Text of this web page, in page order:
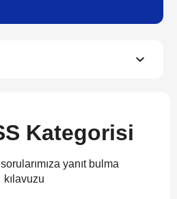
Kategorisi
yanıt bulma
kılavuzu